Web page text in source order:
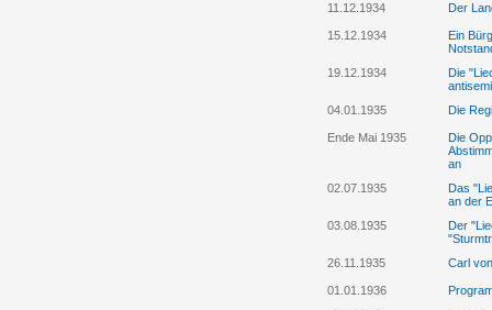
11.12.1934
Der
15.12.1934
Ein
19.12.1934
Die
04.01.1935
Die
Ende Mai 1935
Die
an
02.07.1935
Das
an der
03.08.1935
Der
26.11.1935
Carl
01.01.1936